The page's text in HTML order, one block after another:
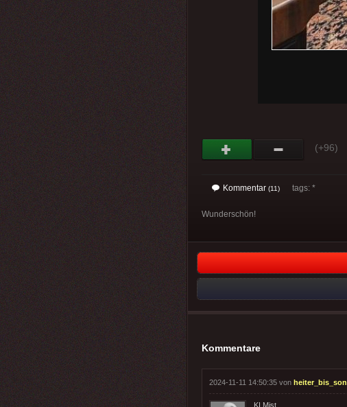
(+96)
Kommentar (11) tags: *
Wunderschön!
Kommentare
2024-11-11 14:50:35 von
KI Mist